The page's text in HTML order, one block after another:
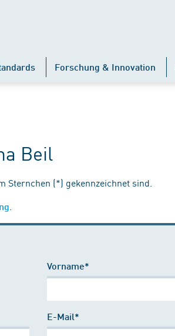
Forschung & Innovation
Beil
Sternchen (*) gekennzeichnet sind.
Vorname*
E-Mail*